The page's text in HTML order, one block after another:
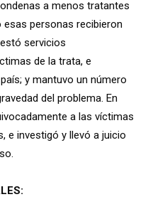
a menos tratantes
esas personas recibieron
servicios
de la trata, e
y mantuvo un número
del problema. En
a las víctimas
e investigó y llevó a juicio